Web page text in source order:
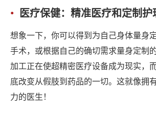
医疗保健：精准医疗和定制护
想象一下，你可以得到为自己身体量身
手术，或根据自己的确切需求量身定制
加工正在使超精密医疗设备成为现实，
底改变从假肢到药品的一切。这就像拥
力的医生！